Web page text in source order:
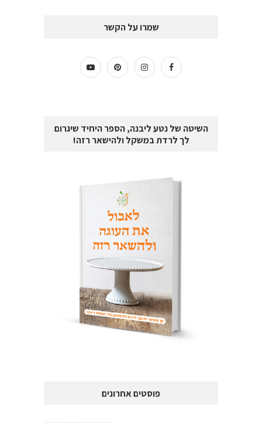
שמרו על הקשר
השיטה של נטע ליבנה, הספר היחיד שיגרום
לך לרדת במשקל ולהישאר רזה!
פוסטים אחרונים